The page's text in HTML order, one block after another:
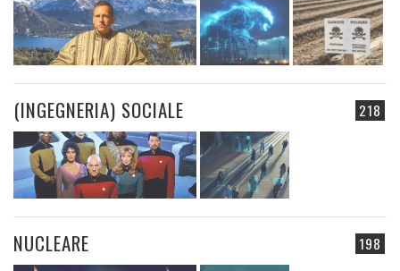
218
(INGEGNERIA) SOCIALE
198
NUCLEARE